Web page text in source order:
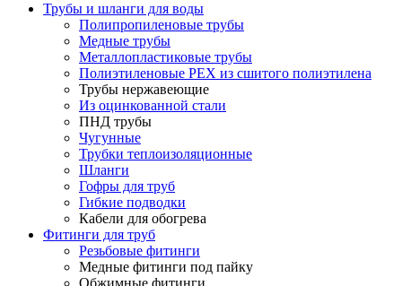
Трубы и шланги для воды
Полипропиленовые трубы
Медные трубы
Металлопластиковые трубы
Полиэтиленовые PEX из сшитого полиэтилена
Трубы нержавеющие
Из оцинкованной стали
ПНД трубы
Чугунные
Трубки теплоизоляционные
Шланги
Гофры для труб
Гибкие подводки
Кабели для обогрева
Фитинги для труб
Резьбовые фитинги
Медные фитинги под пайку
Обжимные фитинги